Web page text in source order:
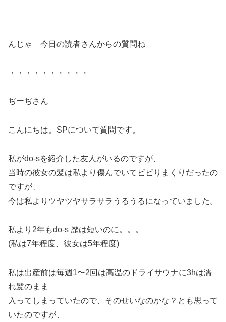
んじゃ 今日の読者さんからの質問ね
・・・・・・・・・・
ぢーぢさん
こんにちは。SPについて質問です。
私がdo-sを紹介した友人がいるのですが、
当時の彼女の髪は私より傷んでいてビビりまくりだったの
ですが、
今は私よりツヤツヤサラサラうるうるになっていました。
私より2年もdo-s 歴は短いのに。。。
(私は7年程度、彼女は5年程度)
私は出産前は毎週1〜2回は高温のドライサウナに3hは濡
れ髪のまま
入ってしまっていたので、そのせいなのかな？とも思って
いたのですが、